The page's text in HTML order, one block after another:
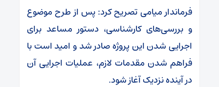
فرماندار میامی تصریح کرد: پس از طرح موضوع
و بررسی‌های کارشناسی، دستور مساعد برای
اجرایی شدن این پروژه صادر شد و امید است با
فراهم شدن مقدمات لازم، عملیات اجرایی آن
در آینده نزدیک آغاز شود.